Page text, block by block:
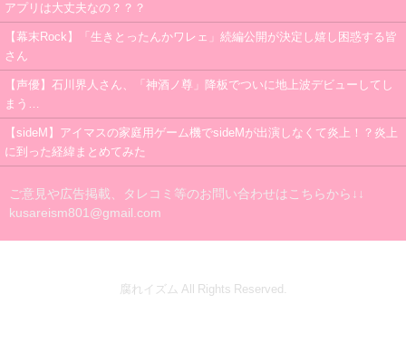
アプリは大丈夫なの？？？
【幕末Rock】「生きとったんかワレェ」続編公開が決定し嬉し困惑する皆
さん
【声優】石川界人さん、「神酒ノ尊」降板でついに地上波デビューしてし
まう…
【sideM】アイマスの家庭用ゲーム機でsideMが出演しなくて炎上！？炎上
に到った経緯まとめてみた
ご意見や広告掲載、タレコミ等のお問い合わせはこちらから↓↓
kusareism801@gmail.com
腐れイズム All Rights Reserved.